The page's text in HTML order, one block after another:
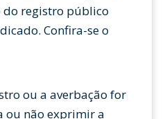
registro público
Confira-se o
ou a averbação for
ou não exprimir a